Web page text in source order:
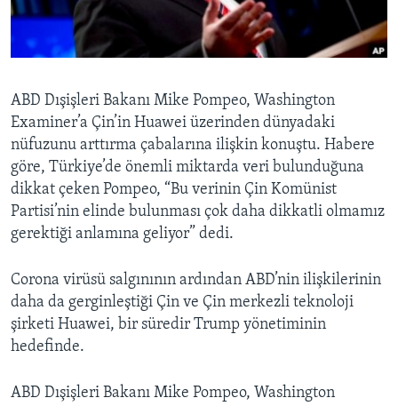
HAYATTAN
SANAT
BIZI TAKIP EDIN
Diller
ABD Dışişleri Bakanı Mike Pompeo, Washington
Examiner’a Çin’in Huawei üzerinden dünyadaki
nüfuzunu arttırma çabalarına ilişkin konuştu. Habere
göre, Türkiye’de önemli miktarda veri bulunduğuna
dikkat çeken Pompeo, “Bu verinin Çin Komünist
Partisi’nin elinde bulunması çok daha dikkatli olmamız
gerektiği anlamına geliyor” dedi.
Corona virüsü salgınının ardından ABD’nin ilişkilerinin
daha da gerginleştiği Çin ve Çin merkezli teknoloji
şirketi Huawei, bir süredir Trump yönetiminin
hedefinde.
ABD Dışişleri Bakanı Mike Pompeo, Washington